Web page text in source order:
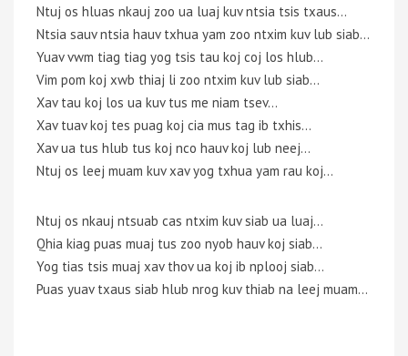
Ntuj os hluas nkauj zoo ua luaj kuv ntsia tsis txaus…
Ntsia sauv ntsia hauv txhua yam zoo ntxim kuv lub siab…
Yuav vwm tiag tiag yog tsis tau koj coj los hlub…
Vim pom koj xwb thiaj li zoo ntxim kuv lub siab…
Xav tau koj los ua kuv tus me niam tsev…
Xav tuav koj tes puag koj cia mus tag ib txhis…
Xav ua tus hlub tus koj nco hauv koj lub neej…
Ntuj os leej muam kuv xav yog txhua yam rau koj…
Ntuj os nkauj ntsuab cas ntxim kuv siab ua luaj…
Qhia kiag puas muaj tus zoo nyob hauv koj siab…
Yog tias tsis muaj xav thov ua koj ib nplooj siab…
Puas yuav txaus siab hlub nrog kuv thiab na leej muam…